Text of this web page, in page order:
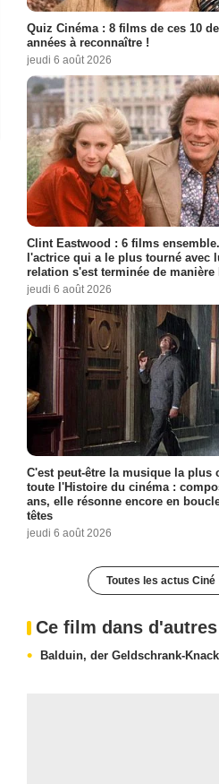
Quiz Cinéma : 8 films de ces 10
années à reconnaître !
jeudi 6 août 2026
Clint Eastwood : 6 films
l'actrice qui a le plus tourné avec
relation s'est terminée de manière
jeudi 6 août 2026
C'est peut-être la musique la plus
toute l'Histoire du cinéma :
ans, elle résonne encore en
têtes
jeudi 6 août 2026
Toutes les actus Ciné
Ce film dans
Balduin, der Geldschrank-